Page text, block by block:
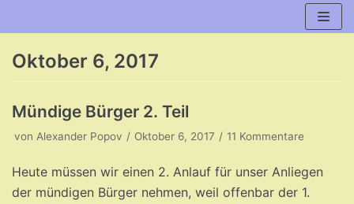
Oktober 6, 2017
Mündige Bürger 2. Teil
von Alexander Popov Oktober 6, 2017 11 Kommentare
Heute müssen wir einen 2. Anlauf für unser Anliegen
der mündigen Bürger nehmen, weil offenbar der 1.